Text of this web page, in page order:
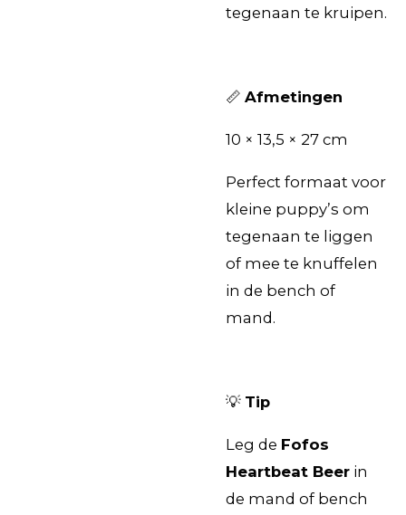
tegenaan te kruipen.
📏 Afmetingen
10 × 13,5 × 27 cm
Perfect formaat voor
kleine puppy’s om
tegenaan te liggen
of mee te knuffelen
in de bench of
mand.
💡 Tip
Leg de Fofos
Heartbeat Beer in
de mand of bench